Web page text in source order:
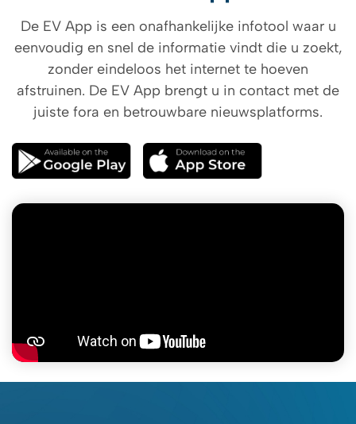
De EV App is een onafhankelijke infotool waar u
eenvoudig en snel de informatie vindt die u zoekt,
zonder eindeloos het internet te hoeven
afstruinen. De EV App brengt u in contact met de
juiste fora en betrouwbare nieuwsplatforms.